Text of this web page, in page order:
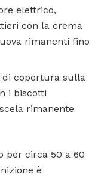
elettrico,
con la crema
rimanenti fino
di copertura sulla
i biscotti
rimanente
per circa 50 a 60
è